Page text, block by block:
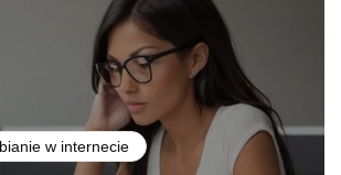
w internecie